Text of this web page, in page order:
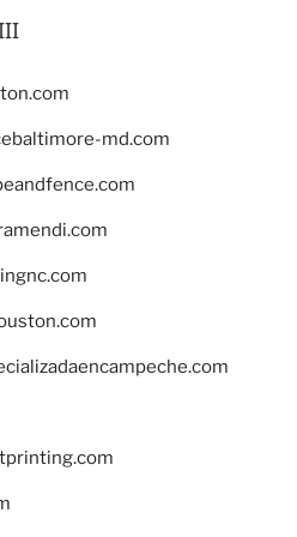
md.com